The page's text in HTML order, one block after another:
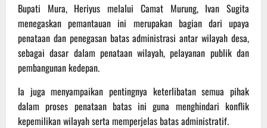
Bupati Mura, Heriyus melalui Camat Murung, Ivan Sugita
menegaskan pemantauan ini merupakan bagian dari upaya
penataan dan penegasan batas administrasi antar wilayah desa,
sebagai dasar dalam penataan wilayah, pelayanan publik dan
pembangunan kedepan.
Ia juga menyampaikan pentingnya keterlibatan semua pihak
dalam proses penataan batas ini guna menghindari konflik
kepemilikan wilayah serta memperjelas batas administratif.